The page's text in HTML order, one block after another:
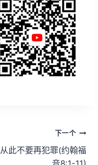
下一个
从此不要再犯罪(约翰福